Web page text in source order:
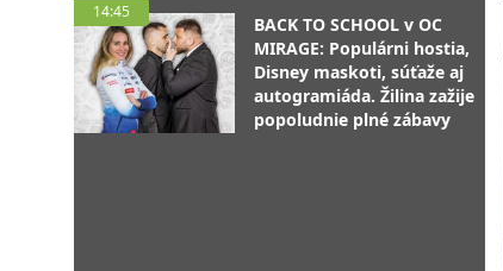
14:45
BACK TO SCHOOL v OC
MIRAGE: Populárni hostia,
Disney maskoti, súťaže aj
autogramiáda. Žilina zažije
popoludnie plné zábavy